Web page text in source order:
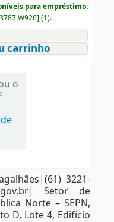
para empréstimo:
W926] (1).
carrinho
o
3221-
Setor de
Norte – SEPN,
D, Lote 4, Edifício